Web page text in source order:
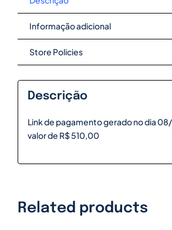
Informação adicional
Store Policies
Descrição
Link de pagamento gerado no dia
valor de R$ 510,00
Related products